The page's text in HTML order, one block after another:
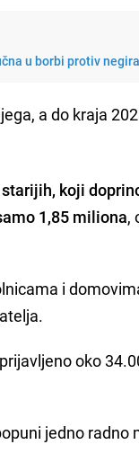
u borbi protiv
a do kraja
koji
1,85 miliona,
i
oko
jedno radno